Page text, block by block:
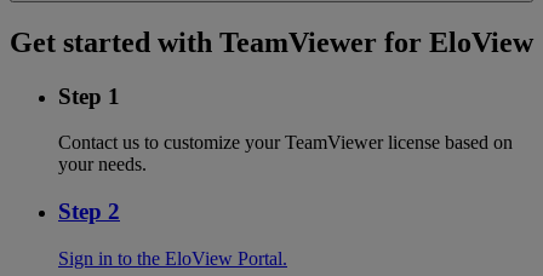
Get started with TeamViewer for EloView
Step 1
Contact us to customize your TeamViewer license based on
your needs.
Step 2
Sign in to the EloView Portal.